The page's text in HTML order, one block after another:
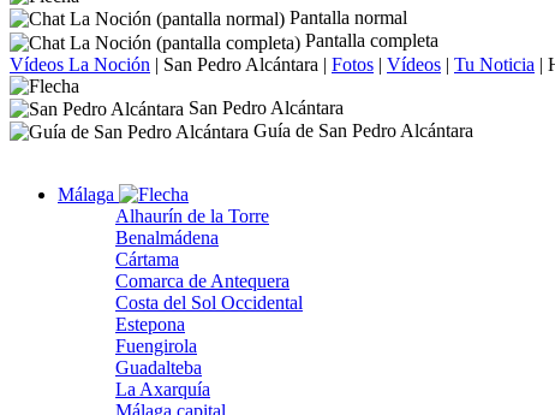
Pantalla normal
Pantalla completa
Vídeos La Noción | San Pedro Alcántara | Fotos | Vídeos | Tu Noticia |
San Pedro Alcántara
Guía de San Pedro Alcántara
Málaga
Alhaurín de la Torre
Benalmádena
Cártama
Comarca de Antequera
Costa del Sol Occidental
Estepona
Fuengirola
Guadalteba
La Axarquía